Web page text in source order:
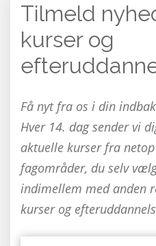
Tilmeld
kurser og
Få nyt fra os i din
Hver 14. dag sender vi
aktuelle kurser fra
fagområder, du selv
indimellem med anden
kurser og